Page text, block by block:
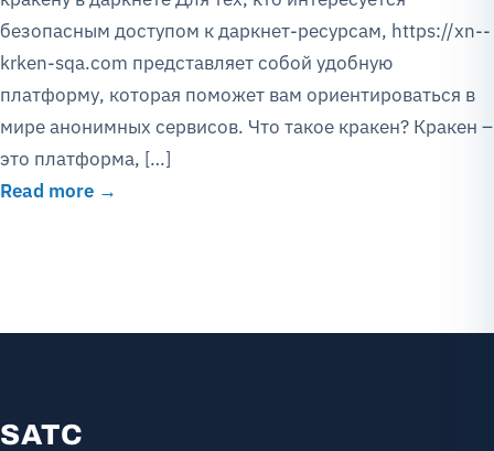
безопасным доступом к даркнет-ресурсам, https://xn--
krken-sqa.com представляет собой удобную
платформу, которая поможет вам ориентироваться в
мире анонимных сервисов. Что такое кракен? Кракен –
это платформа, […]
Read more →
SATC